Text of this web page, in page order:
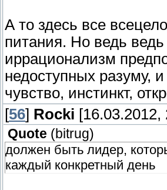
А то здесь все
питания. Но ведь
иррационализм
недоступных разуму,
чувство, инстинкт,
[56] Rocki [16.03.2012,
Quote (bitrug)
должен быть лидер,
каждый конкретный день